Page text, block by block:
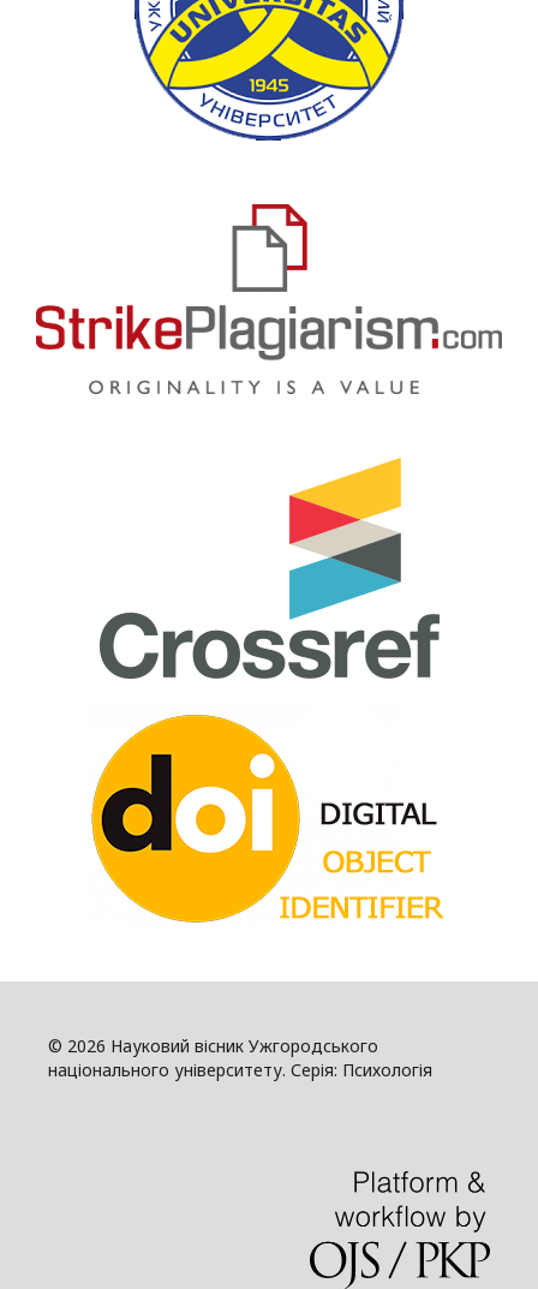
© 2026 Науковий вісник Ужгородського
національного університету. Серія: Психологія